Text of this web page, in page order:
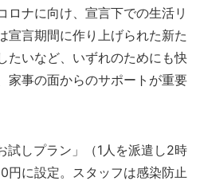
ロナに向け、宣言下での生活リ
宣言期間に作り上げられた新た
たいなど、いずれのためにも快
家事の面からのサポートが重要
しプラン」（1人を派遣し2時
に設定。スタッフは感染防止